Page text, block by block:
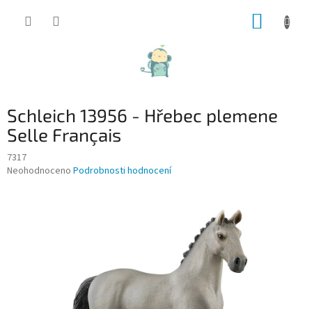
Schleich 13956 - Hřebec plemene
Selle Français
7317
Průměrné
Neohodnoceno Podrobnosti hodnocení